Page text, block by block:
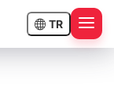
TR